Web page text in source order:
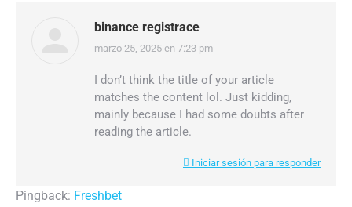
binance registrace
dice:
marzo 25, 2025 en 7:23 pm
I don’t think the title of your article
matches the content lol. Just kidding,
mainly because I had some doubts after
reading the article.
Iniciar sesión para responder
Pingback: Freshbet